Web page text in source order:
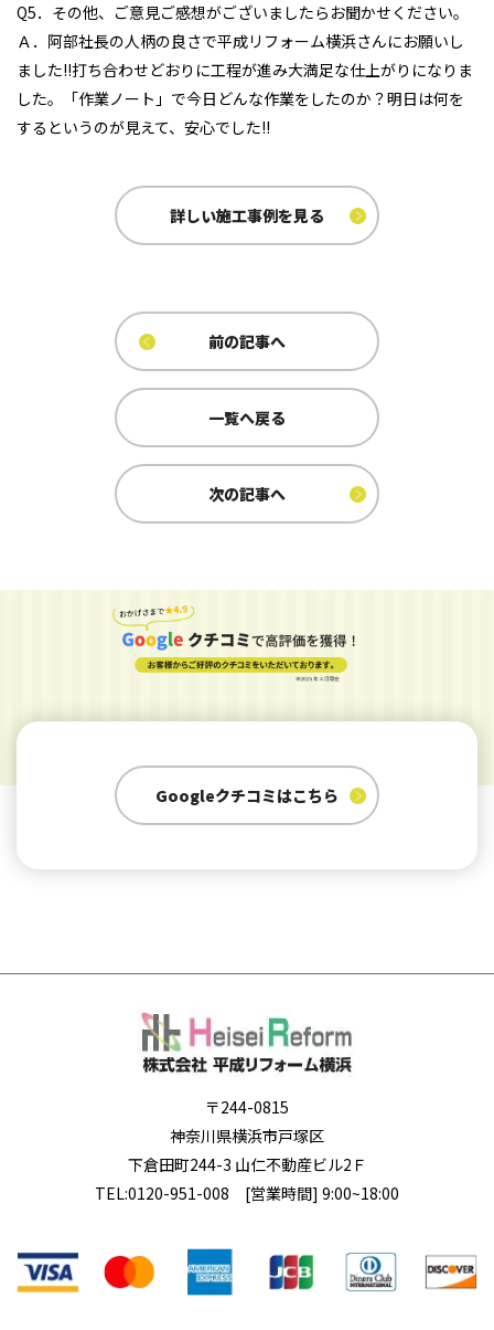
Q5．その他、ご意見ご感想がございましたらお聞かせください。
Ａ．阿部社長の人柄の良さで平成リフォーム横浜さんにお願いし
ました!!打ち合わせどおりに工程が進み大満足な仕上がりになりま
した。「作業ノート」で今日どんな作業をしたのか？明日は何を
するというのが見えて、安心でした!!
詳しい施工事例を見る
前の記事へ
一覧へ戻る
次の記事へ
Googleクチコミはこちら
〒244-0815
神奈川県横浜市戸塚区
下倉田町244-3 山仁不動産ビル2Ｆ
TEL:0120-951-008 [営業時間] 9:00~18:00